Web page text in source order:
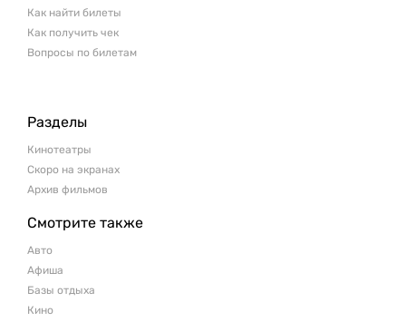
Как найти билеты
Как получить чек
Вопросы по билетам
Разделы
Кинотеатры
Скоро на экранах
Архив фильмов
Смотрите также
Авто
Афиша
Базы отдыха
Кино